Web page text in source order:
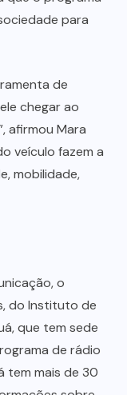
para
de
chegar ao
afirmou Mara
veículo fazem a
mobilidade,
o
do Instituto de
que tem sede
de rádio
tem mais de 30